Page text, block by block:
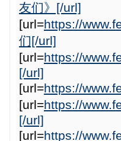
友们》[/url]
[url=https://
们[/url]
[url=https://
[/url]
[url=https://
[url=https://
[/url]
[url=https://